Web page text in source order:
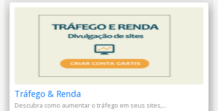
Tráfego & Renda
Descubra como aumentar o tráfego em seus sites,...